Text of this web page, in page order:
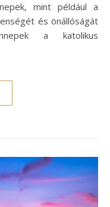
mint például a
és önállóságát
a katolikus